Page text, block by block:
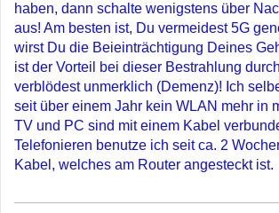
haben, dann schalte wenigstens über
aus! Am besten ist, Du vermeidest 5G
wirst Du die Beieinträchtigung Deines
ist der Vorteil bei dieser Bestrahlung
verblödest unmerklich (Demenz)! Ich
seit über einem Jahr kein WLAN mehr in
TV und PC sind mit einem Kabel
Telefonieren benutze ich seit ca. 2
Kabel, welches am Router angesteckt ist.